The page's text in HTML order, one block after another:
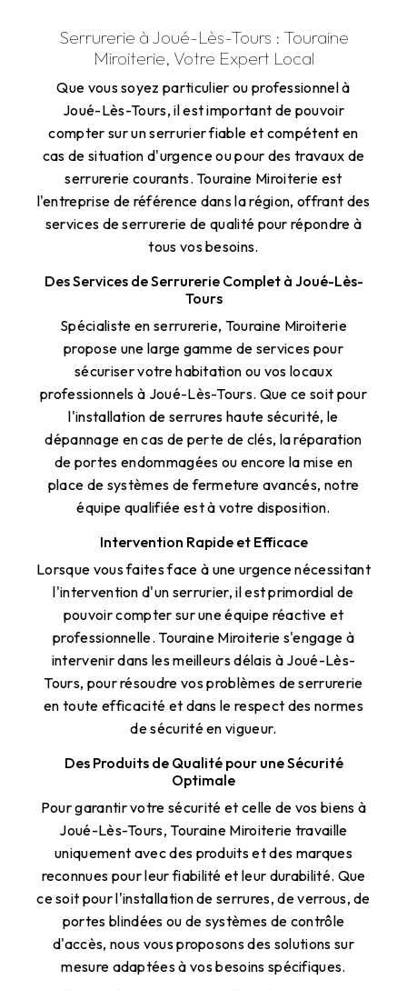
Serrurerie à Joué-Lès-Tours : Touraine
Miroiterie, Votre Expert Local
Que vous soyez particulier ou professionnel à
Joué-Lès-Tours, il est important de pouvoir
compter sur un serrurier fiable et compétent en
cas de situation d'urgence ou pour des travaux de
serrurerie courants. Touraine Miroiterie est
l'entreprise de référence dans la région, offrant des
services de serrurerie de qualité pour répondre à
tous vos besoins.
Des Services de Serrurerie Complet à Joué-Lès-
Tours
Spécialiste en serrurerie, Touraine Miroiterie
propose une large gamme de services pour
sécuriser votre habitation ou vos locaux
professionnels à Joué-Lès-Tours. Que ce soit pour
l'installation de serrures haute sécurité, le
dépannage en cas de perte de clés, la réparation
de portes endommagées ou encore la mise en
place de systèmes de fermeture avancés, notre
équipe qualifiée est à votre disposition.
Intervention Rapide et Efficace
Lorsque vous faites face à une urgence nécessitant
l'intervention d'un serrurier, il est primordial de
pouvoir compter sur une équipe réactive et
professionnelle. Touraine Miroiterie s'engage à
intervenir dans les meilleurs délais à Joué-Lès-
Tours, pour résoudre vos problèmes de serrurerie
en toute efficacité et dans le respect des normes
de sécurité en vigueur.
Des Produits de Qualité pour une Sécurité
Optimale
Pour garantir votre sécurité et celle de vos biens à
Joué-Lès-Tours, Touraine Miroiterie travaille
uniquement avec des produits et des marques
reconnues pour leur fiabilité et leur durabilité. Que
ce soit pour l'installation de serrures, de verrous, de
portes blindées ou de systèmes de contrôle
d'accès, nous vous proposons des solutions sur
mesure adaptées à vos besoins spécifiques.